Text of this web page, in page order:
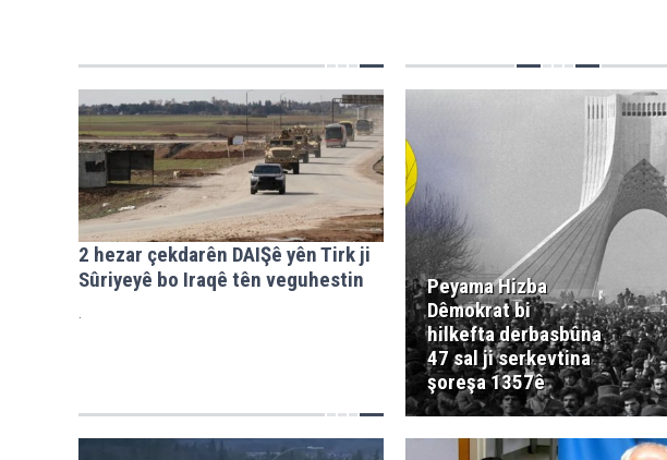
2 hezar çekdarên DAIŞê yên Tirk ji
Sûriyeyê bo Iraqê tên veguhestin
.
Peyama Hizba
Dêmokrat bi
hilkefta derbasbûna
47 sal ji serkevtina
şoreşa 1357ê